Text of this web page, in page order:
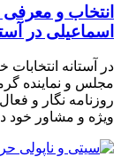
انتخاب و
اسماعیلی در
در آستانه انتخابات
مجلس و نماینده
روزنامه نگار و
ويژه و مشاور خود